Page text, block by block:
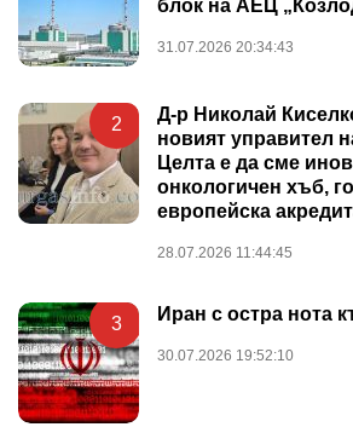
блок на АЕЦ
31.07.2026 20:34:43
2
Д-р Николай
новият управител
Целта е да сме
онкологичен хъб,
европейска
28.07.2026 11:44:45
3 Иран с остра нота
30.07.2026 19:52:10